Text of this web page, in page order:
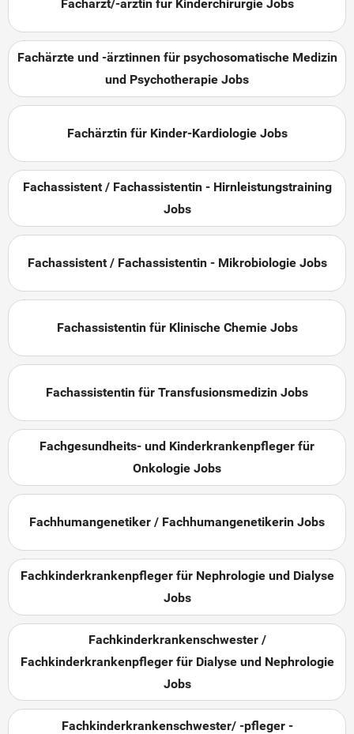
Facharzt/-ärztin für Kinderchirurgie Jobs
Fachärzte und -ärztinnen für psychosomatische Medizin
und Psychotherapie Jobs
Fachärztin für Kinder-Kardiologie Jobs
Fachassistent / Fachassistentin - Hirnleistungstraining
Jobs
Fachassistent / Fachassistentin - Mikrobiologie Jobs
Fachassistentin für Klinische Chemie Jobs
Fachassistentin für Transfusionsmedizin Jobs
Fachgesundheits- und Kinderkrankenpfleger für
Onkologie Jobs
Fachhumangenetiker / Fachhumangenetikerin Jobs
Fachkinderkrankenpfleger für Nephrologie und Dialyse
Jobs
Fachkinderkrankenschwester /
Fachkinderkrankenpfleger für Dialyse und Nephrologie
Jobs
Fachkinderkrankenschwester/ -pfleger -